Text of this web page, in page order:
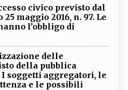
civico previsto dal
maggio 2016, n. 97. Le
l’obbligo di
delle
della pubblica
soggetti aggregatori, le
e le possibili